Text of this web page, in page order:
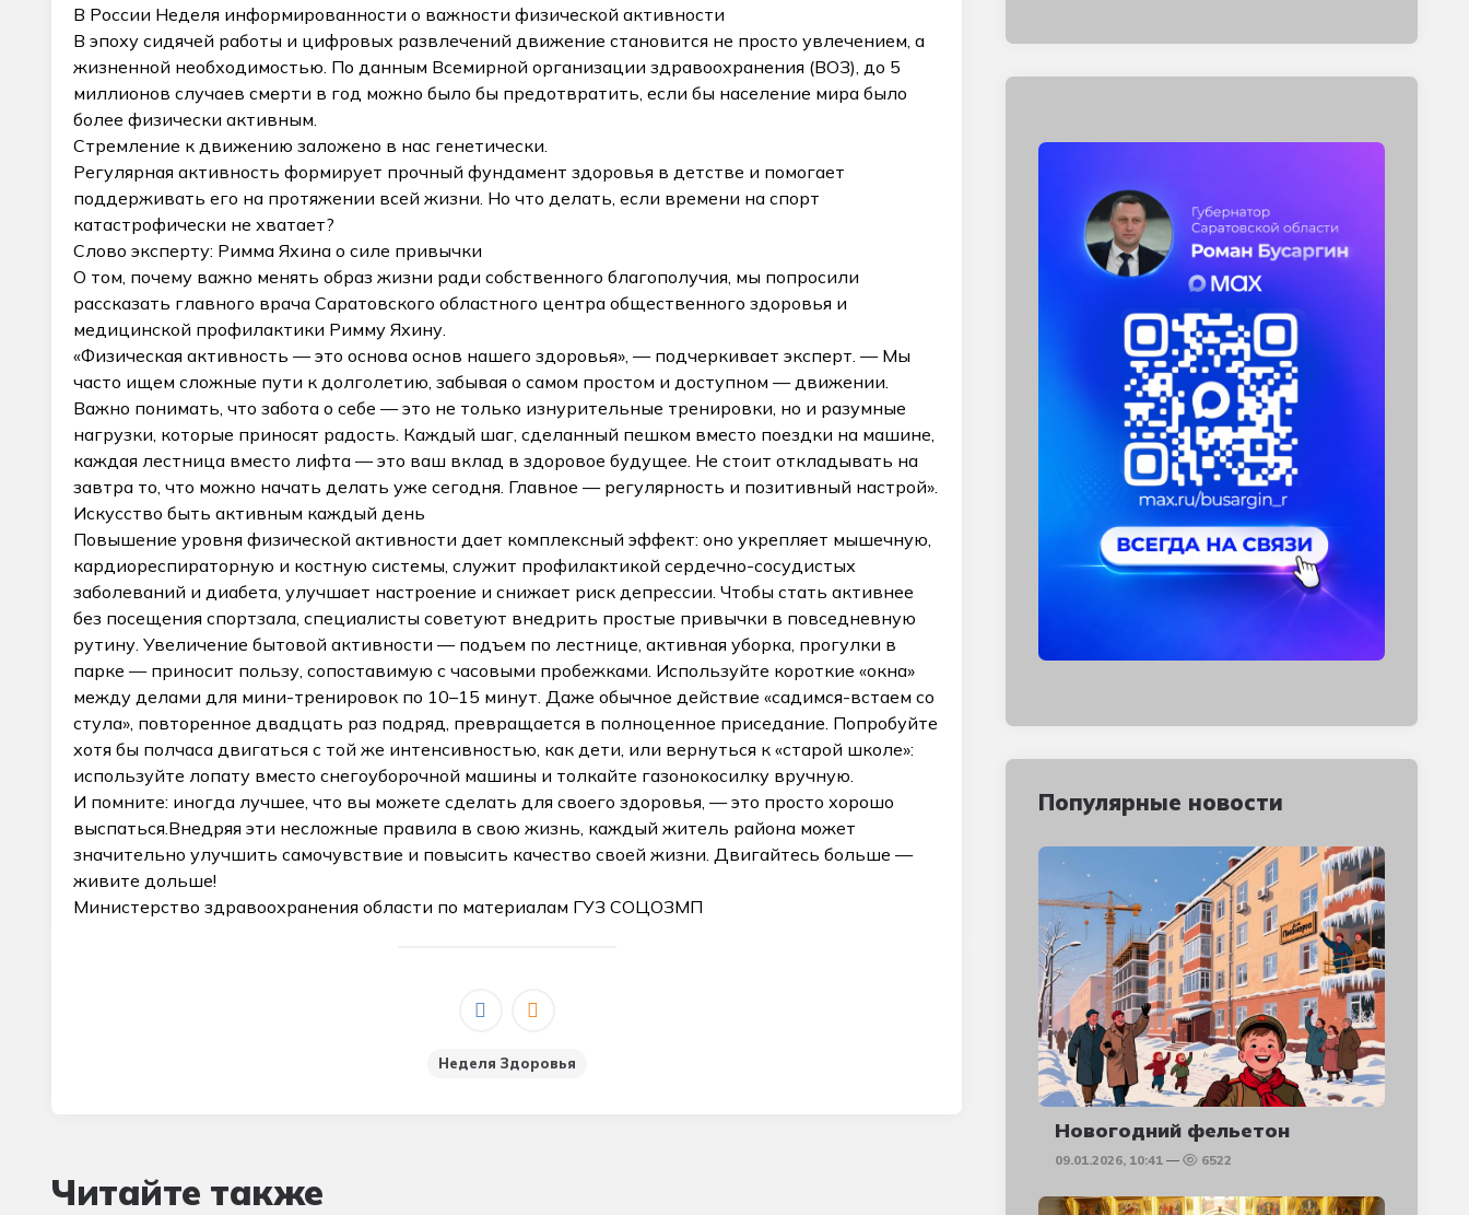
В России Неделя информированности о важности физической активности
В эпоху сидячей работы и цифровых развлечений движение становится не просто увлечением, а
жизненной необходимостью. По данным Всемирной организации здравоохранения (ВОЗ), до 5
миллионов случаев смерти в год можно было бы предотвратить, если бы население мира было
более физически активным.
Стремление к движению заложено в нас генетически.
Регулярная активность формирует прочный фундамент здоровья в детстве и помогает
поддерживать его на протяжении всей жизни. Но что делать, если времени на спорт
катастрофически не хватает?
Слово эксперту: Римма Яхина о силе привычки
О том, почему важно менять образ жизни ради собственного благополучия, мы попросили
рассказать главного врача Саратовского областного центра общественного здоровья и
медицинской профилактики Римму Яхину.
«Физическая активность — это основа основ нашего здоровья», — подчеркивает эксперт. — Мы
часто ищем сложные пути к долголетию, забывая о самом простом и доступном — движении.
Важно понимать, что забота о себе — это не только изнурительные тренировки, но и разумные
нагрузки, которые приносят радость. Каждый шаг, сделанный пешком вместо поездки на машине,
каждая лестница вместо лифта — это ваш вклад в здоровое будущее. Не стоит откладывать на
завтра то, что можно начать делать уже сегодня. Главное — регулярность и позитивный настрой».
Искусство быть активным каждый день
Повышение уровня физической активности дает комплексный эффект: оно укрепляет мышечную,
кардиореспираторную и костную системы, служит профилактикой сердечно-сосудистых
заболеваний и диабета, улучшает настроение и снижает риск депрессии. Чтобы стать активнее
без посещения спортзала, специалисты советуют внедрить простые привычки в повседневную
рутину. Увеличение бытовой активности — подъем по лестнице, активная уборка, прогулки в
парке — приносит пользу, сопоставимую с часовыми пробежками. Используйте короткие «окна»
между делами для мини-тренировок по 10–15 минут. Даже обычное действие «садимся-встаем со
стула», повторенное двадцать раз подряд, превращается в полноценное приседание. Попробуйте
хотя бы полчаса двигаться с той же интенсивностью, как дети, или вернуться к «старой школе»:
используйте лопату вместо снегоуборочной машины и толкайте газонокосилку вручную.
И помните: иногда лучшее, что вы можете сделать для своего здоровья, — это просто хорошо
выспаться.Внедряя эти несложные правила в свою жизнь, каждый житель района может
значительно улучшить самочувствие и повысить качество своей жизни. Двигайтесь больше —
живите дольше!
Министерство здравоохранения области по материалам ГУЗ СОЦОЗМП
Неделя Здоровья
Читайте также
Популярные новости
Новогодний фельетон
09.01.2026, 10:41 6522